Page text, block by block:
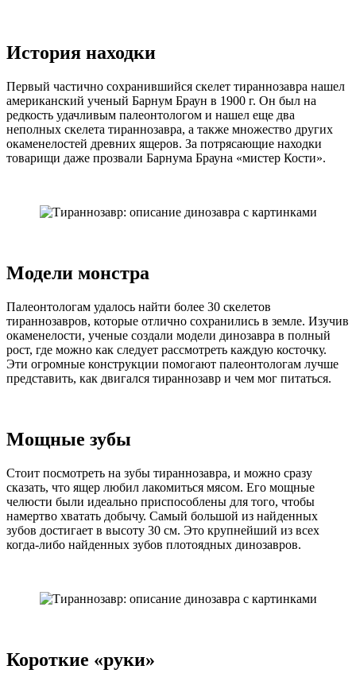
История находки
Первый частично сохранившийся скелет тираннозавра нашел
американский ученый Барнум Браун в 1900 г. Он был на
редкость удачливым палеонтологом и нашел еще два
неполных скелета тираннозавра, а также множество других
окаменелостей древних ящеров. За потрясающие находки
товарищи даже прозвали Барнума Брауна «мистер Кости».
Модели монстра
Палеонтологам удалось найти более 30 скелетов
тираннозавров, которые отлично сохранились в земле. Изучив
окаменелости, ученые создали модели динозавра в полный
рост, где можно как следует рассмотреть каждую косточку.
Эти огромные конструкции помогают палеонтологам лучше
представить, как двигался тираннозавр и чем мог питаться.
Мощные зубы
Стоит посмотреть на зубы тираннозавра, и можно сразу
сказать, что ящер любил лакомиться мясом. Его мощные
челюсти были идеально приспособлены для того, чтобы
намертво хватать добычу. Самый большой из найденных
зубов достигает в высоту 30 см. Это крупнейший из всех
когда-либо найденных зубов плотоядных динозавров.
Короткие «руки»